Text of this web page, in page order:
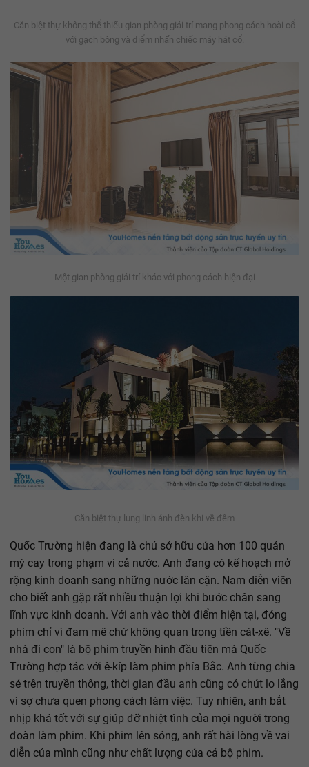
Căn biệt thự không thể thiếu gian phòng giải trí mang phong cách hoài cổ
với gạch bông và điểm nhấn chiếc máy hát cổ.
Một gian phòng giải trí khác với phong cách hiện đại
Căn biệt thự lung linh ánh đèn khi về đêm
Quốc Trường hiện đang là chủ sở hữu của hơn 100 quán
mỳ cay trong phạm vi cả nước. Anh đang có kế hoạch mở
rộng kinh doanh sang những nước lân cận. Nam diễn viên
cho biết anh gặp rất nhiều thuận lợi khi bước chân sang
lĩnh vực kinh doanh. Với anh vào thời điểm hiện tại, đóng
phim chỉ vì đam mê chứ không quan trọng tiền cát-xê. "Về
nhà đi con" là bộ phim truyền hình đầu tiên mà Quốc
Trường hợp tác với ê-kíp làm phim phía Bắc. Anh từng chia
sẻ trên truyền thông, thời gian đầu anh cũng có chút lo lắng
vì sợ chưa quen phong cách làm việc. Tuy nhiên, anh bắt
nhịp khá tốt với sự giúp đỡ nhiệt tình của mọi người trong
đoàn làm phim. Khi phim lên sóng, anh rất hài lòng về vai
diễn của mình cũng như chất lượng của cả bộ phim.